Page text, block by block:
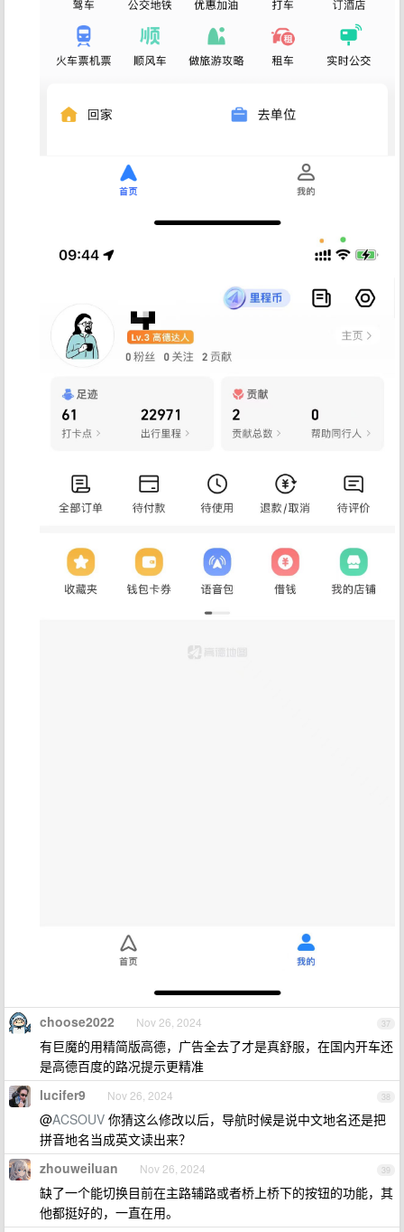
37
choose2022 Nov 26, 2024
有巨魔的用精简版高德，广告全去了才是真舒服，在国内开车还
是高德百度的路况提示更精准
38
lucifer9 Nov 26, 2024
@ACSOUV 你猜这么修改以后，导航时候是说中文地名还是把
拼音地名当成英文读出来？
39
zhouweiluan Nov 26, 2024
缺了一个能切换目前在主路辅路或者桥上桥下的按钮的功能，其
他都挺好的，一直在用。